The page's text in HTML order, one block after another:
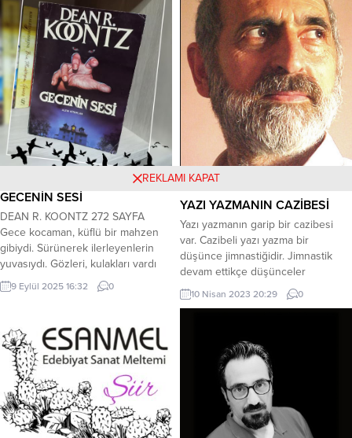
gitmez bu imtiyaz. Mühimseme
beni, Mühimset kendini naz naz,
Dercesine yalvaracağım yanağına.
Maceraperest günebakan
kuşlarının Asla konmadığını...
GECENİN SESİ
DEAN R. KOONTZ 272 SAYFA
Gece kocaman, küflü bir mahzen
gibiydi. Sürünerek ilerleyenlerin
yuvasıydı. Gözleri, kulakları vardı
gecenin. Dehşet verici, hırıltılı bir
sesi vardı. Anne ve babası
bir kasabaya taşınan Colin, sürekli
bilim kurgu ve fantastik kitaplar
okuyan, kendi halinde, sessiz sakin
bir çocuktur. Kasabanın...
9 Eylül 2025 16:32 0
YAZI YAZMANIN CAZİBESİ
Yazı yazmanın garip bir cazibesi
var. Cazibeli yazı yazma bir
düşünce jimnastiğidir. Jimnastik
devam ettikçe düşünceler
olgunlaşır. Olgunlaşan düşünceler
yumağı gittikçe büyür. Toplumun
fırsat buldukça açıyorum. Açılanın
kaçta kaçı okuyucunun işine
yaramaktadır. Peki okuyucunun
işine yarayacak yazıları yazmakta
hür müyüm? Bu sorulara...
10 Nisan 2023 20:29 0
REKLAMI KAPAT